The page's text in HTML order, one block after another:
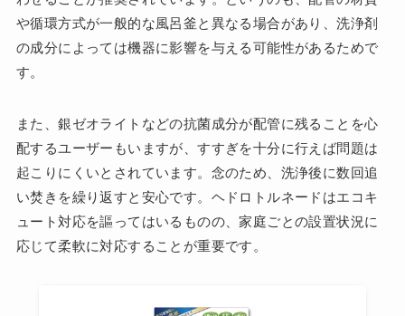
や循環方式が一般的な風呂釜と異なる場合があり、洗浄剤
の成分によっては機器に影響を与える可能性があるためで
す。
また、銀ゼオライトなどの抗菌成分が配管に残ることを心
配するユーザーもいますが、すすぎを十分に行えば問題は
起こりにくいとされています。念のため、洗浄後に数回追
い焚きを繰り返すと安心です。ヘドロトルネードはエコキ
ュート対応を謳ってはいるものの、家庭ごとの設置状況に
応じて柔軟に対応することが重要です。